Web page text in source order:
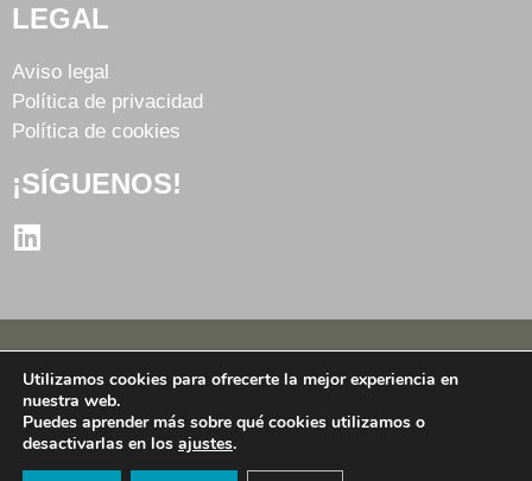
LEGAL
Aviso legal
Política de privacidad
Política de cookies
¡SÍGUENOS!
© 2026 by ESASUR S.L. Todos los derechos
reservados.
Web desarrollada por Ekuánime
Utilizamos cookies para ofrecerte la mejor experiencia en
nuestra web.
Puedes aprender más sobre qué cookies utilizamos o
desactivarlas en los ajustes.